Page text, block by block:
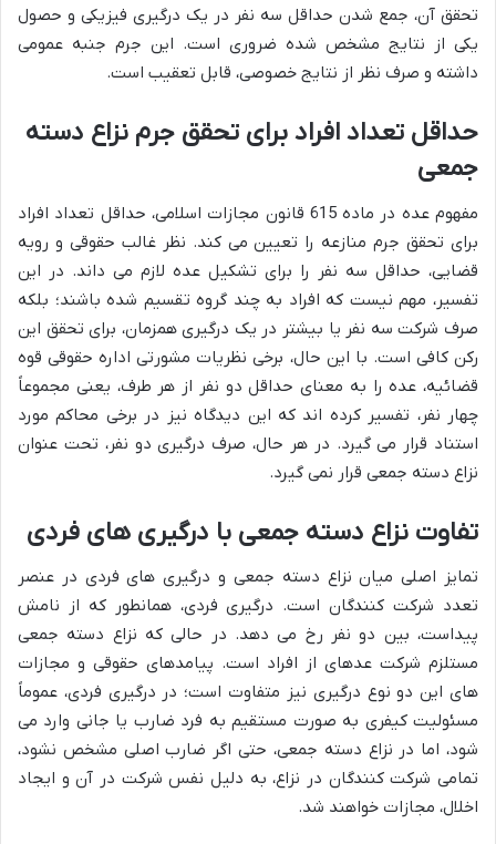
تحقق آن، جمع شدن حداقل سه نفر در یک درگیری فیزیکی و حصول
یکی از نتایج مشخص شده ضروری است. این جرم جنبه عمومی
داشته و صرف نظر از نتایج خصوصی، قابل تعقیب است.
حداقل تعداد افراد برای تحقق جرم نزاع دسته
جمعی
مفهوم عده در ماده 615 قانون مجازات اسلامی، حداقل تعداد افراد
برای تحقق جرم منازعه را تعیین می کند. نظر غالب حقوقی و رویه
قضایی، حداقل سه نفر را برای تشکیل عده لازم می داند. در این
تفسیر، مهم نیست که افراد به چند گروه تقسیم شده باشند؛ بلکه
صرف شرکت سه نفر یا بیشتر در یک درگیری همزمان، برای تحقق این
رکن کافی است. با این حال، برخی نظریات مشورتی اداره حقوقی قوه
قضائیه، عده را به معنای حداقل دو نفر از هر طرف، یعنی مجموعاً
چهار نفر، تفسیر کرده اند که این دیدگاه نیز در برخی محاکم مورد
استناد قرار می گیرد. در هر حال، صرف درگیری دو نفر، تحت عنوان
نزاع دسته جمعی قرار نمی گیرد.
تفاوت نزاع دسته جمعی با درگیری های فردی
تمایز اصلی میان نزاع دسته جمعی و درگیری های فردی در عنصر
تعدد شرکت کنندگان است. درگیری فردی، همانطور که از نامش
پیداست، بین دو نفر رخ می دهد. در حالی که نزاع دسته جمعی
مستلزم شرکت عدهای از افراد است. پیامدهای حقوقی و مجازات
های این دو نوع درگیری نیز متفاوت است؛ در درگیری فردی، عموماً
مسئولیت کیفری به صورت مستقیم به فرد ضارب یا جانی وارد می
شود، اما در نزاع دسته جمعی، حتی اگر ضارب اصلی مشخص نشود،
تمامی شرکت کنندگان در نزاع، به دلیل نفس شرکت در آن و ایجاد
اخلال، مجازات خواهند شد.